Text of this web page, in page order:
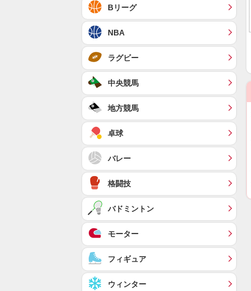
Bリーグ
NBA
ラグビー
中央競馬
地方競馬
卓球
バレー
格闘技
バドミントン
モーター
フィギュア
ウィンター